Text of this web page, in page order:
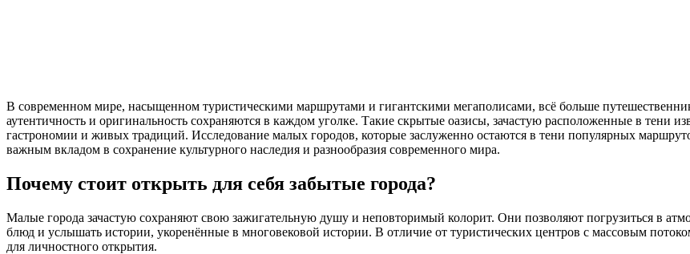
В современном мире, насыщенном туристическими маршрутами и гигантскими мегаполисами, всё больше
аутентичность и оригинальность сохраняются в каждом уголке. Такие скрытые оазисы, зачастую расположенные в тени
гастрономии и живых традиций. Исследование малых городов, которые заслуженно остаются в тени популярных
важным вкладом в сохранение культурного наследия и разнообразия современного мира.
Почему стоит открыть для себя забытые города?
Малые города зачастую сохраняют свою зажигательную душу и неповторимый колорит. Они позволяют погрузиться в
блюд и услышать истории, укоренённые в многовековой истории. В отличие от туристических центров с массовым
для личностного открытия.